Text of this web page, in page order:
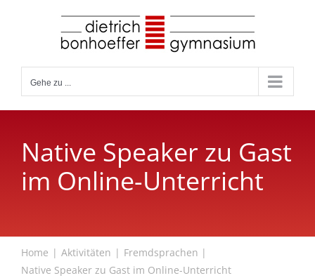
Gehe zu ...
Native Speaker zu Gast
im Online-Unterricht
Home Aktivitäten
Fremdsprachen
Native Speaker zu Gast im Online-Unterricht